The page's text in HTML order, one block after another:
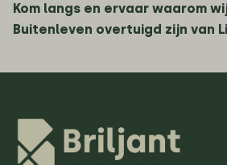
Kom langs en ervaar waarom
Buitenleven overtuigd zijn van